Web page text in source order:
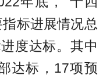
标进展情况总
度达标。其中
达标，17项预